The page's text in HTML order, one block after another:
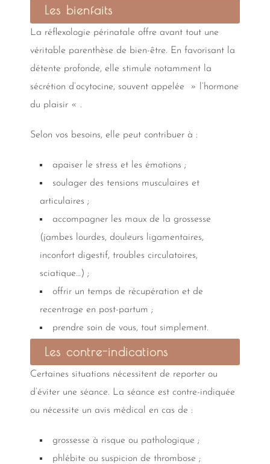
Les bienfaits
La réflexologie périnatale offre avant tout une
véritable parenthèse de bien-être. En favorisant la
détente profonde, elle stimule notamment la
sécrétion d’ocytocine, souvent appelée » l’hormone
du plaisir « .
Selon vos besoins, elle peut contribuer à :
apaiser le stress et les émotions ;
soulager des tensions musculaires et
articulaires ;
accompagner les maux de la grossesse
(jambes lourdes, douleurs ligamentaires,
inconfort digestif, troubles circulatoires,
sciatique…) ;
offrir un temps de récupération et de
recentrage en post-partum ;
prendre soin de vous, tout simplement.
Les contre-indications
Certaines situations nécessitent de reporter ou
d’éviter une séance. La séance est contre-indiquée
ou nécessite un avis médical en cas de :
grossesse à risque ou pathologique ;
phlébite ou suspicion de thrombose ;